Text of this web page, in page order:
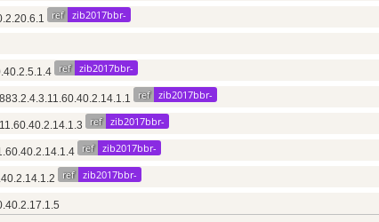
ref zib2017bbr-
ref zib2017bbr-
ref zib2017bbr-
ref zib2017bbr-
ref zib2017bbr-
ref zib2017bbr-